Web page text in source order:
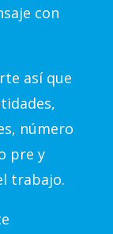
con
así que
número
pre y
trabajo.